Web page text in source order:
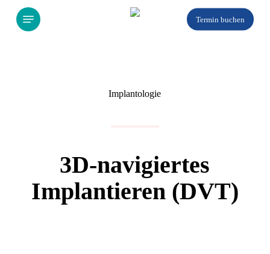
Termin buchen
Menu
Implantologie
3D-navigiertes
Implantieren (DVT)